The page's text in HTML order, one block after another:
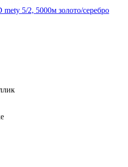
5/2, 5000м золото/серебро